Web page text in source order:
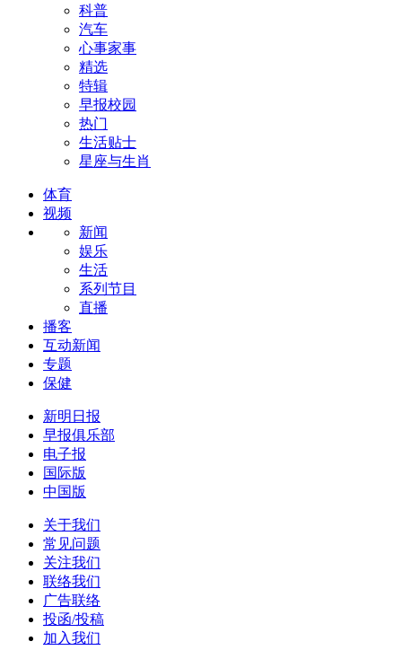
科普
汽车
心事家事
精选
特辑
早报校园
热门
生活贴士
星座与生肖
体育
视频
新闻
娱乐
生活
系列节目
直播
播客
互动新闻
专题
保健
新明日报
早报俱乐部
电子报
国际版
中国版
关于我们
常见问题
关注我们
联络我们
广告联络
投函/投稿
加入我们